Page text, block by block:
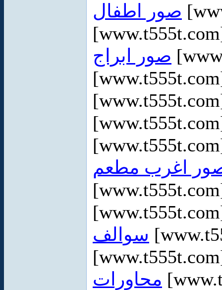
صور اطفال
صور ابراج
اغرب مطعم
سوالف
محاورات